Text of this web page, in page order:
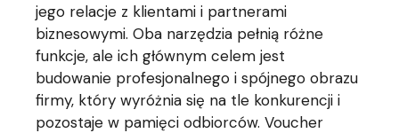
jego relacje z klientami i partnerami
biznesowymi. Oba narzędzia pełnią różne
funkcje, ale ich głównym celem jest
budowanie profesjonalnego i spójnego obrazu
firmy, który wyróżnia się na tle konkurencji i
pozostaje w pamięci odbiorców. Voucher